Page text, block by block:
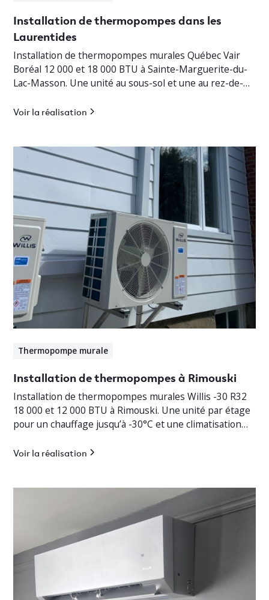
Installation de thermopompes dans les
Laurentides
Installation de thermopompes murales Québec Vair
Boréal 12 000 et 18 000 BTU à Sainte-Marguerite-du-
Lac-Masson. Une unité au sous-sol et une au rez-de-
Voir la réalisation
Thermopompe murale
Installation de thermopompes à Rimouski
Installation de thermopompes murales Willis -30 R32
18 000 et 12 000 BTU à Rimouski. Une unité par étage
pour un chauffage jusqu’à -30°C et une climatisation
Voir la réalisation